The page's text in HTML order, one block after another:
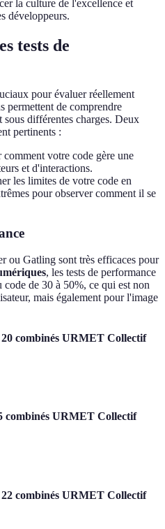
la culture de l'excellence et
développeurs.
tests de
pour évaluer réellement
permettent de comprendre
différentes charges. Deux
pertinents :
comment votre code gère une
et d'interactions.
les limites de votre code en
pour observer comment il se
ou Gatling sont très efficaces pour
, les tests de performance
de 30 à 50%, ce qui est non
mais également pour l'image
combinés URMET Collectif
combinés URMET Collectif
combinés URMET Collectif